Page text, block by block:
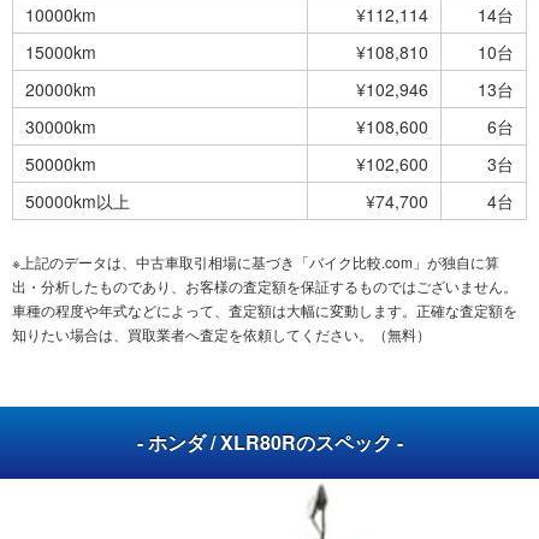
10000km
¥112,114
14台
15000km
¥108,810
10台
20000km
¥102,946
13台
30000km
¥108,600
6台
50000km
¥102,600
3台
50000km以上
¥74,700 4台
※上記のデータは、中古車取引相場に基づき「バイク比較.com」が独自に算
出・分析したものであり、お客様の査定額を保証するものではございません。
車種の程度や年式などによって、査定額は大幅に変動します。正確な査定額を
知りたい場合は、買取業者へ査定を依頼してください。（無料）
- ホンダ / XLR80Rのスペック -